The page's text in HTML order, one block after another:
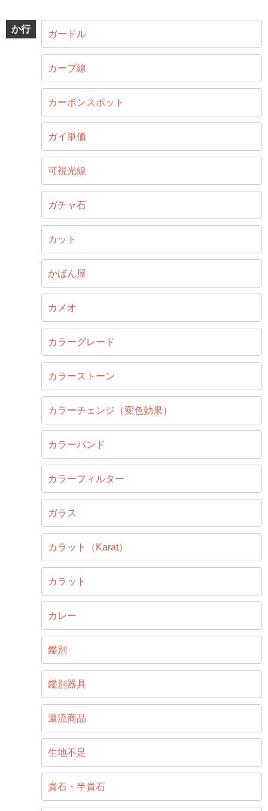
か行 ガードル
カーブ線
カーボンスポット
ガイ単価
可視光線
ガチャ石
カット
かばん屋
カメオ
カラーグレード
カラーストーン
カラーチェンジ（変色効果）
カラーバンド
カラーフィルター
ガラス
カラット（Karat）
カラット
カレー
鑑別
鑑別器具
還流商品
生地不足
貴石・半貴石